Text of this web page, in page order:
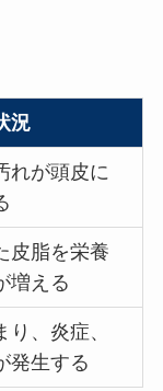
況
れが頭皮に
皮脂を栄養
増える
り、炎症、
発生する